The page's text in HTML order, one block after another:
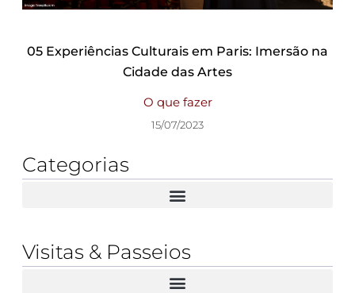
05 Experiências Culturais em Paris: Imersão na
Cidade das Artes
O que fazer
15/07/2023
Categorias
Visitas & Passeios